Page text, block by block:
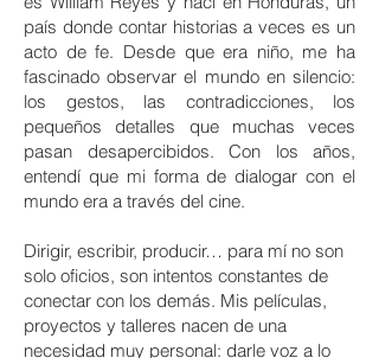
país donde contar historias a veces es un
acto de fe. Desde que era niño, me ha
fascinado observar el mundo en silencio:
los gestos, las contradicciones, los
pequeños detalles que muchas veces
pasan desapercibidos. Con los años,
entendí que mi forma de dialogar con el
mundo era a través del cine.
Dirigir, escribir, producir… para mí no son
solo oficios, son intentos constantes de
conectar con los demás. Mis películas,
proyectos y talleres nacen de una
necesidad muy personal: darle voz a lo